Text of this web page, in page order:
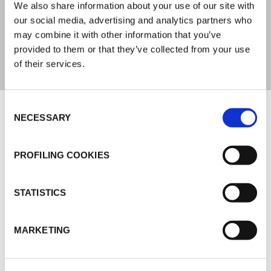
We also share information about your use of our site with
our social media, advertising and analytics partners who
may combine it with other information that you’ve
provided to them or that they’ve collected from your use
of their services.
Selection
NECESSARY
PROFILING COOKIES
STATISTICS
MARKETING
HOMOLOGATIONS MARINES
CE-MARINE (Bureau Veritas) IMO Resolution - Lloyd's
Register